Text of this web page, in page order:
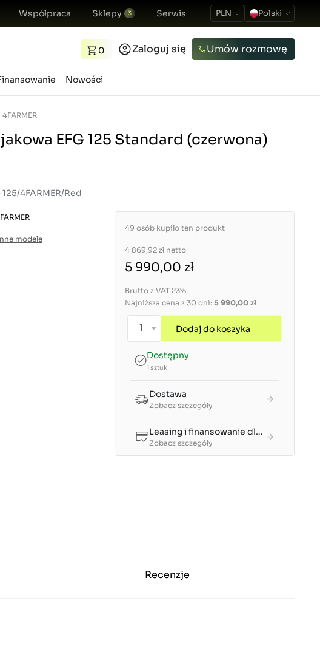
Współpraca Sklepy 3 Serwis PLN Polski
0 Zaloguj się Umów rozmowę
Nowości
EFG 125 Standard (czerwona)
4FARMER/Red
modele
49 osób kupiło ten produkt
4 869,92 zł netto
5 990,00 zł
Brutto z VAT 23%
Najniższa cena z 30 dni: 5 990,00 zł
Dodaj do koszyka
Dostępny
1 sztuk
Dostawa
Zobacz szczegóły
Leasing i finansowanie dla firm
Zobacz szczegóły
Recenzje